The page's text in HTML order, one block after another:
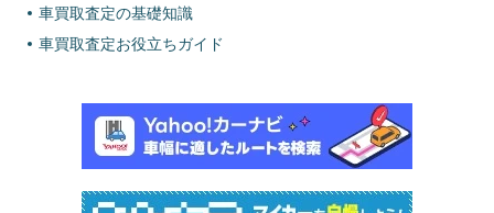
車買取査定の基礎知識
車買取査定お役立ちガイド